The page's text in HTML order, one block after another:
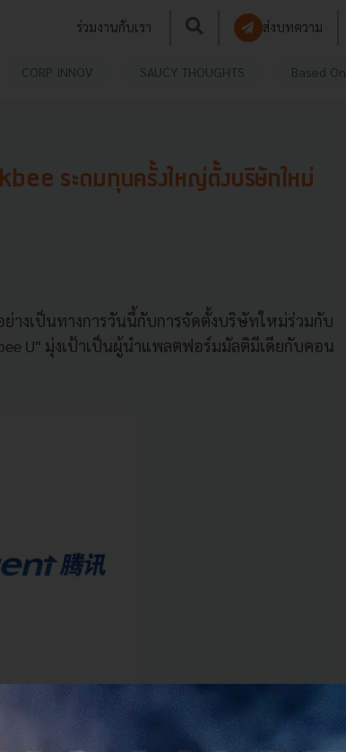
ร่วมงานกับเรา ส่งบทความ
CORP INNOV SAUCY THOUGHTS Based On
ระดมทุนครั้งใหญ่ตั้งบริษัทใหม่
างเป็นทางการวันนี้กับการจัดตั้งบริษัทใหม่ร่วมกับ
U" มุ่งเป้าเป็นผู้นำแพลตฟอร์มมัลติมีเดียกับคอน